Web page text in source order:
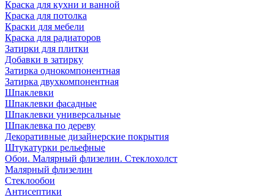
Краска для кухни и ванной
Краска для потолка
Краски для мебели
Краска для радиаторов
Затирки для плитки
Добавки в затирку
Затирка однокомпонентная
Затирка двухкомпонентная
Шпаклевки
Шпаклевки фасадные
Шпаклевки универсальные
Шпаклевка по дереву
Декоративные дизайнерские покрытия
Штукатурки рельефные
Обои. Малярный флизелин. Стеклохолст
Малярный флизелин
Стеклообои
Антисептики